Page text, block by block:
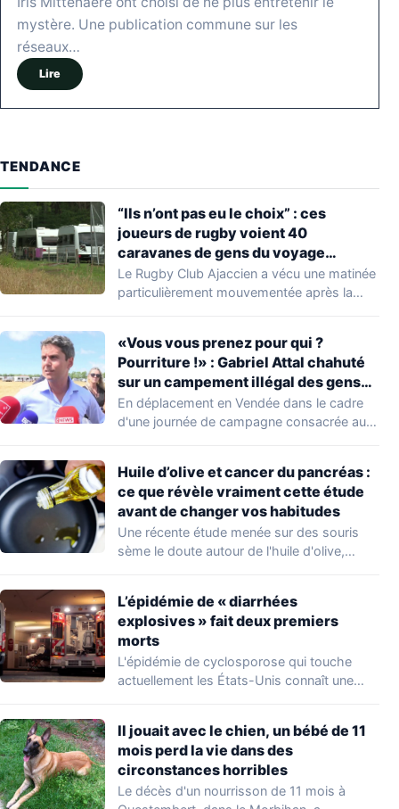
mystère. Une publication commune sur les
réseaux…
Lire
TENDANCE
“Ils n’ont pas eu le choix” : ces
joueurs de rugby voient 40
caravanes de gens du voyage
s’installer dans leur stade, ils les
délogent en moins d’1 heure
Le Rugby Club Ajaccien a vécu une matinée
particulièrement mouvementée après la
«Vous vous prenez pour qui ?
Pourriture !» : Gabriel Attal chahuté
sur un campement illégal des gens
du voyage
En déplacement en Vendée dans le cadre
d'une journée de campagne consacrée aux
Huile d’olive et cancer du pancréas :
ce que révèle vraiment cette étude
avant de changer vos habitudes
Une récente étude menée sur des souris
sème le doute autour de l'huile d'olive,…
L’épidémie de « diarrhées
explosives » fait deux premiers
morts
L'épidémie de cyclosporose qui touche
actuellement les États-Unis connaît une
Il jouait avec le chien, un bébé de 11
mois perd la vie dans des
circonstances horribles
Le décès d'un nourrisson de 11 mois à